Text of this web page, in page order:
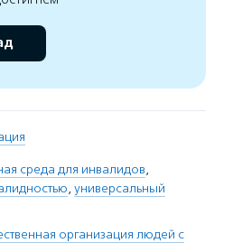
среда для инвалидов,
, универсальный
организация людей с